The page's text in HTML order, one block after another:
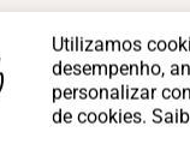
Utilizamos
desempenho,
personalizar
de cookies.